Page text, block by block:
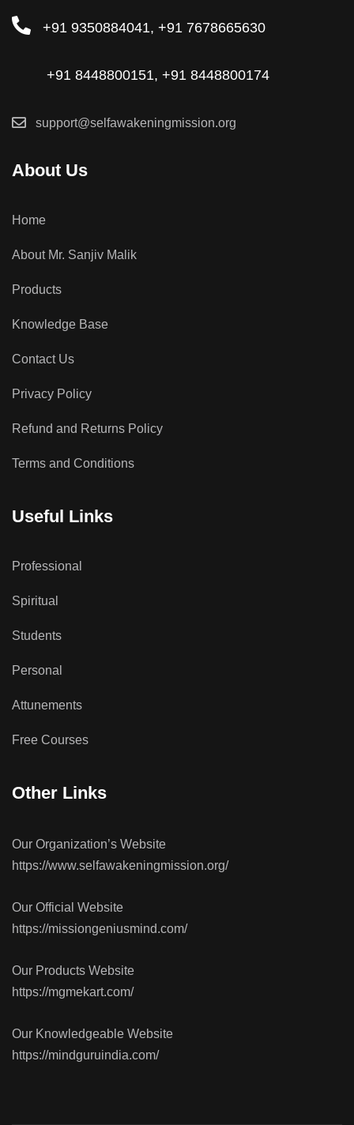
+91 9350884041, +91 7678665630
+91 8448800151, +91 8448800174
support@selfawakeningmission.org
About Us
Home
About Mr. Sanjiv Malik
Products
Knowledge Base
Contact Us
Privacy Policy
Refund and Returns Policy
Terms and Conditions
Useful Links
Professional
Spiritual
Students
Personal
Attunements
Free Courses
Other Links
Our Organization’s Website
https://www.selfawakeningmission.org/
Our Official Website
https://missiongeniusmind.com/
Our Products Website
https://mgmekart.com/
Our Knowledgeable Website
https://mindguruindia.com/